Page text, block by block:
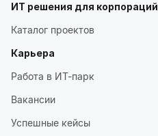
ИТ решения для корпораций
Каталог проектов
Карьера
Работа в ИТ-парк
Вакансии
Успешные кейсы